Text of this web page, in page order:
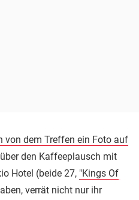
von dem Treffen ein Foto auf
den Kaffeeplausch mit
Hotel (beide 27, "Kings Of
verrät nicht nur ihr